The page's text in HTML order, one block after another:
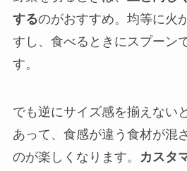
するのがおすすめ。均等に火
すし、食べるときにスプーン
す。
でも逆にサイズ感を揃えない
あって、食感が違う食材が混
のが楽しくなります。
カスタ